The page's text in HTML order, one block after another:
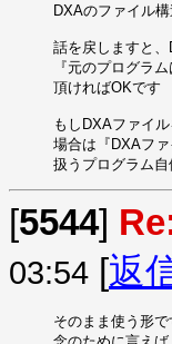
DXAのファイル
話を戻しますと
『元のプログラ
頂ければOKです
もしDXAファイ
場合は『DXAフ
扱うプログラム
[5544]
03:54 [返
そのまま使う形